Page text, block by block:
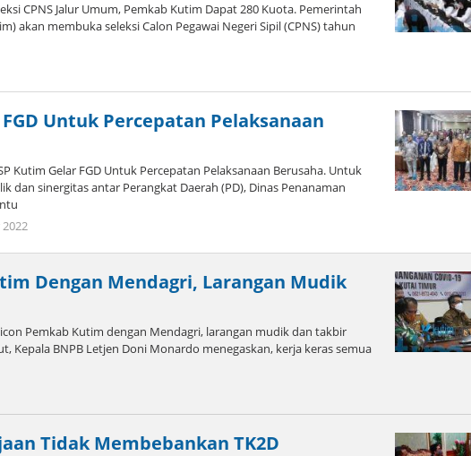
CPNS Jalur Umum, Pemkab Kutim Dapat 280 Kuota. Pemerintah
akan membuka seleksi Calon Pegawai Negeri Sipil (CPNS) tahun
Untuk Percepatan Pelaksanaan
Kutim Gelar FGD Untuk Percepatan Pelaksanaan Berusaha. Untuk
dan sinergitas antar Perangkat Daerah (PD), Dinas Penanaman
Dengan Mendagri, Larangan Mudik
Pemkab Kutim dengan Mendagri, larangan mudik dan takbir
Kepala BNPB Letjen Doni Monardo menegaskan, kerja keras semua
Tidak Membebankan TK2D